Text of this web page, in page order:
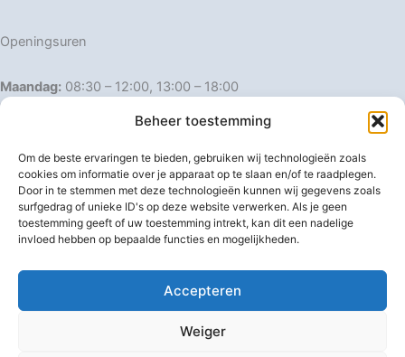
Beheer toestemming
Om de beste ervaringen te bieden, gebruiken wij technologieën zoals
cookies om informatie over je apparaat op te slaan en/of te raadplegen.
Door in te stemmen met deze technologieën kunnen wij gegevens zoals
surfgedrag of unieke ID's op deze website verwerken. Als je geen
toestemming geeft of uw toestemming intrekt, kan dit een nadelige
invloed hebben op bepaalde functies en mogelijkheden.
Accepteren
Weiger
Openingsuren
Maandag: 08:30 – 12:00, 13:00 – 18:00
Dinsdag:
08:30 – 12:00, 13:00 – 18:00
Donderdag: 08:30 – 12:00, 13:00 – 18:00
Vrijdag: 08:30 – 12:00, 13:00 – 18:00
Zaterdag: 08:30 – 16:00
Zondag: Gesloten